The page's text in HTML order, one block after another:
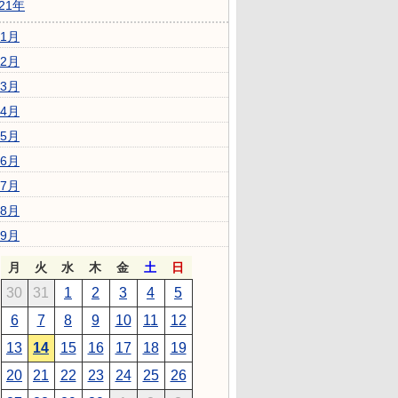
年
1月
2月
3月
4月
5月
6月
7月
8月
9月
月 火 水 木 金 土 日
30 31 1 2 3 4
5
6
7 8 9 10 11
12
13
14 15 16 17 18
19
20
21 22 23 24 25
26